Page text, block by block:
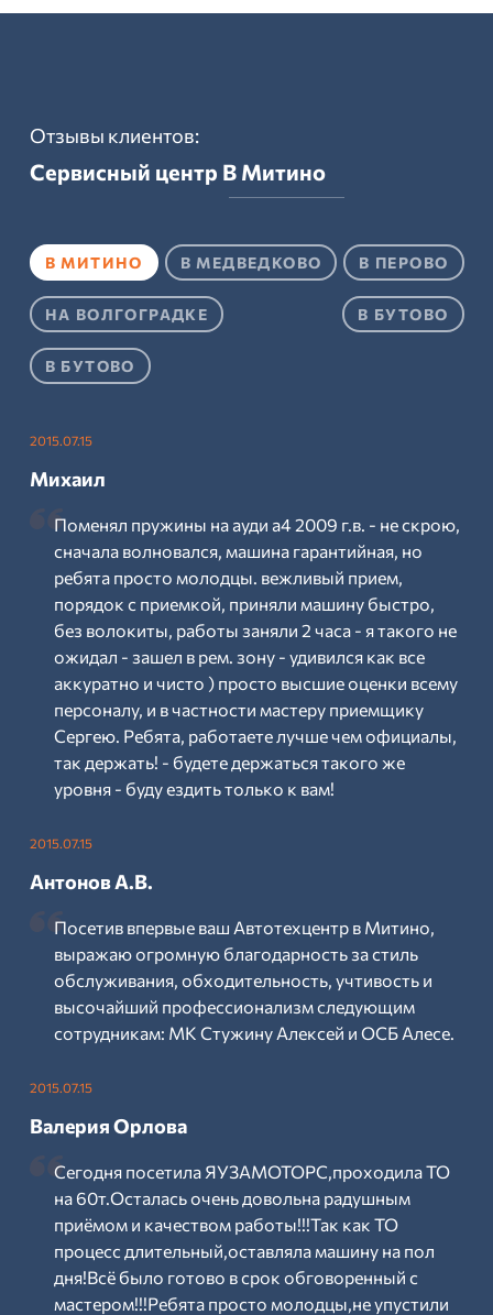
Отзывы клиентов:
Сервисный центр В Митино
В МИТИНО В МЕДВЕДКОВО В ПЕРОВО
НА ВОЛГОГРАДКЕ В БУТОВО
В БУТОВО
2015.07.15
Михаил
Поменял пружины на ауди а4 2009 г.в. - не скрою,
сначала волновался, машина гарантийная, но
ребята просто молодцы. вежливый прием,
порядок с приемкой, приняли машину быстро,
без волокиты, работы заняли 2 часа - я такого не
ожидал - зашел в рем. зону - удивился как все
аккуратно и чисто ) просто высшие оценки всему
персоналу, и в частности мастеру приемщику
Сергею. Ребята, работаете лучше чем официалы,
так держать! - будете держаться такого же
уровня - буду ездить только к вам!
2015.07.15
Антонов А.В.
Посетив впервые ваш Автотехцентр в Митино,
выражаю огромную благодарность за стиль
обслуживания, обходительность, учтивость и
высочайший профессионализм следующим
сотрудникам: МК Стужину Алексей и ОСБ Алесе.
2015.07.15
Валерия Орлова
Сегодня посетила ЯУЗАМОТОРС,проходила ТО
на 60т.Осталась очень довольна радушным
приёмом и качеством работы!!!Так как ТО
процесс длительный,оставляла машину на пол
дня!Всё было готово в срок обговоренный с
мастером!!!Ребята просто молодцы,не упустили